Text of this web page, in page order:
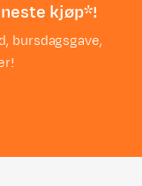
kjøp*!
bursdagsgave,